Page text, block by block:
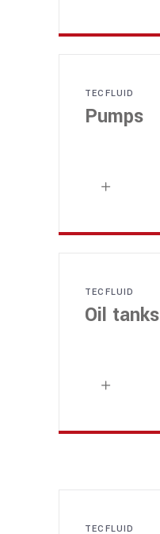
TECFLUID
Pumps
TECFLUID
Oil tanks
TECFLUID